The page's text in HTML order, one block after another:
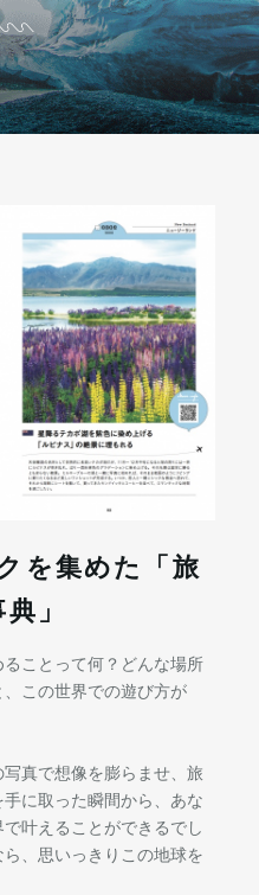
を集めた「旅
」
ことって何？どんな場所
この世界での遊び方が
真で想像を膨らませ、旅
に取った瞬間から、あな
叶えることができるでし
、思いっきりこの地球を